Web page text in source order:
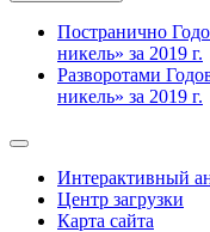
Постранично
никель» за 2019 г.
Разворотами
никель» за 2019 г.
Интерактивный
Центр загрузки
Карта сайта